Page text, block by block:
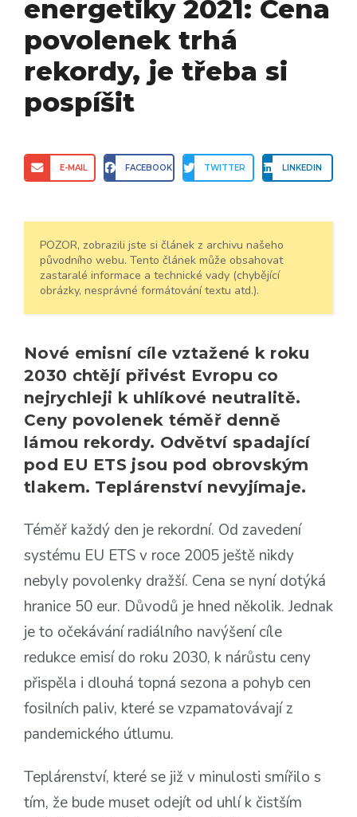
energetiky 2021: Cena
povolenek trhá
rekordy, je třeba si
pospíšit
E-MAIL FACEBOOK TWITTER LINKEDIN
POZOR, zobrazili jste si článek z archivu našeho
původního webu. Tento článek může obsahovat
zastaralé informace a technické vady (chybějící
obrázky, nesprávné formátování textu atd.).
Nové emisní cíle vztažené k roku
2030 chtějí přivést Evropu co
nejrychleji k uhlíkové neutralitě.
Ceny povolenek téměř denně
lámou rekordy. Odvětví spadající
pod EU ETS jsou pod obrovským
tlakem. Teplárenství nevyjímaje.
Téměř každý den je rekordní. Od zavedení
systému EU ETS v roce 2005 ještě nikdy
nebyly povolenky dražší. Cena se nyní dotýká
hranice 50 eur. Důvodů je hned několik. Jednak
je to očekávání radiálního navýšení cíle
redukce emisí do roku 2030, k nárůstu ceny
přispěla i dlouhá topná sezona a pohyb cen
fosilních paliv, které se vzpamatovávají z
pandemického útlumu.
Teplárenství, které se již v minulosti smířilo s
tím, že bude muset odejít od uhlí k čistším